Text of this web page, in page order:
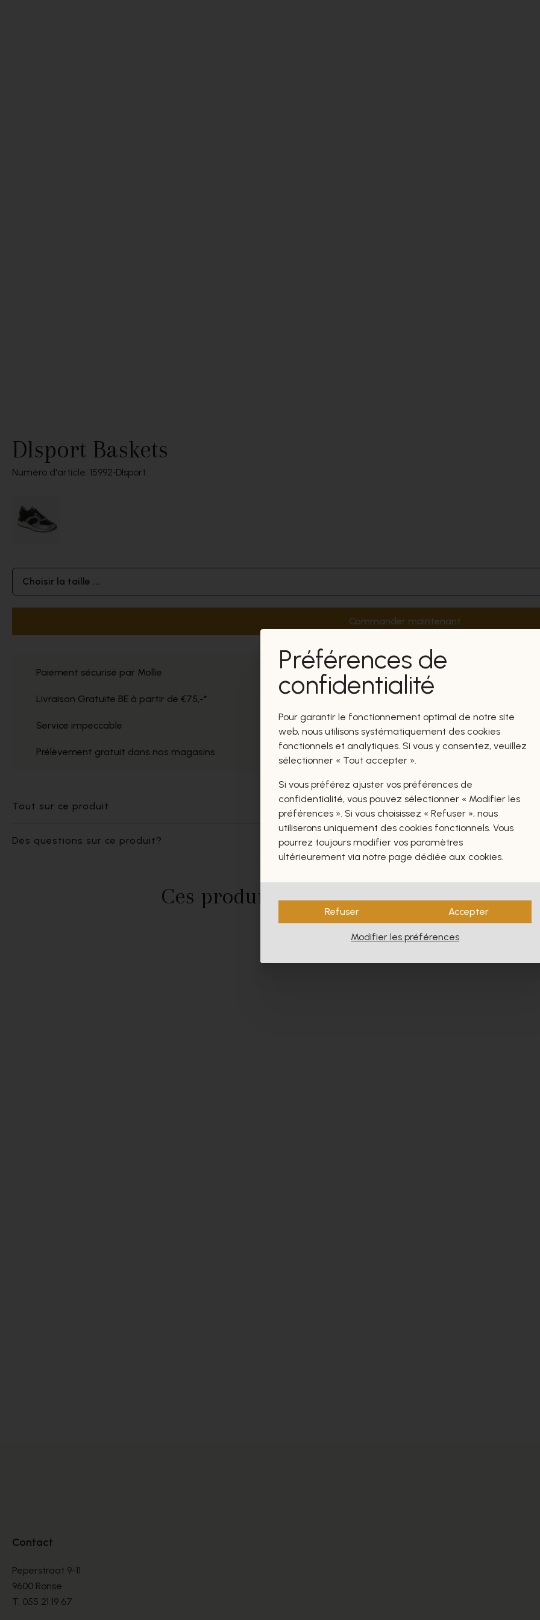
Dlsport Baskets
Numéro d'article: 15992 Dlsport
Choisir la taille ...
Commander maintenant
Paiement sécurisé par Mollie
Livraison Gratuite BE à partir de €75,-*
Service impeccable
Prélèvement gratuit dans nos magasins
Tout sur ce produit
Des questions sur ce produit?
Ces produits vous intéresseront
Contact
Peperstraat 9-11
9600 Ronse
T. 055 21 19 67
Préférences de
confidentialité
Pour garantir le fonctionnement optimal de notre site
web, nous utilisons systématiquement des cookies
fonctionnels et analytiques. Si vous y consentez, veuillez
sélectionner « Tout accepter ».
Si vous préférez ajuster vos préférences de
confidentialité, vous pouvez sélectionner « Modifier les
préférences ». Si vous choisissez « Refuser », nous
utiliserons uniquement des cookies fonctionnels. Vous
pourrez toujours modifier vos paramètres
ultérieurement via notre page dédiée aux cookies.
Refuser Accepter
Modifier les préférences